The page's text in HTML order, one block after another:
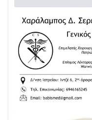
24/07 • 11:31
ΕΚΤΑΚΤΟ –
ΠΥΡΟΣΒΕΣΤΙΚΗ ΓΙΑ
ΓΡΑΝΙΤΣΑ
24/07 • 11:03